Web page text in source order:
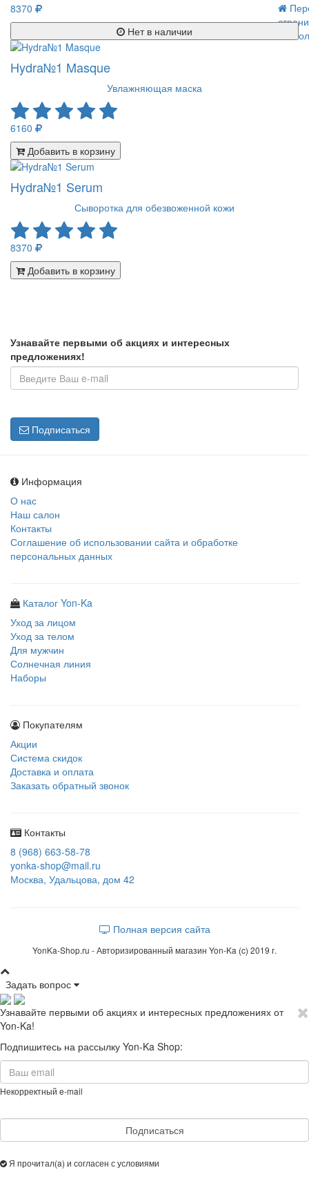
8370
Нет в наличии
Hydra№1 Masque
Увлажняющая маска
6160
Добавить в корзину
Hydra№1 Serum
Сыворотка для обезвоженной кожи
8370
Добавить в корзину
Узнавайте первыми об акциях и интересных
предложениях!
Подписаться
Информация
О нас
Наш салон
Контакты
Соглашение об использовании сайта и обработке
персональных данных
Каталог Yon-Ka
Уход за лицом
Уход за телом
Для мужчин
Солнечная линия
Наборы
Покупателям
Акции
Система скидок
Доставка и оплата
Заказать обратный звонок
Контакты
8 (968) 663-58-78
yonka-shop@mail.ru
Москва, Удальцова, дом 42
Полная версия сайта
YonKa-Shop.ru - Авторизированный магазин Yon-Ka (c) 2019 г.
Задать вопрос
Узнавайте первыми об акциях и интересных предложениях от
Yon-Ka!
Подпишитесь на рассылку Yon-Ka Shop:
Некорректный e-mail
Подписаться
Я прочитал(a) и согласен с условиями